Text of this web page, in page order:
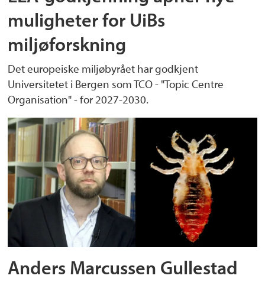
muligheter for UiBs
miljøforskning
Det europeiske miljøbyrået har godkjent
Universitetet i Bergen som TCO - "Topic Centre
Organisation" - for 2027-2030.
Anders Marcussen Gullestad